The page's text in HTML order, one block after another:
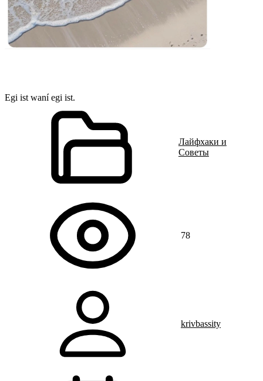
Egi ist waní egi ist.
Лайфхаки и
Советы
78
krivbassity